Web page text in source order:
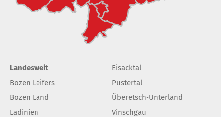
Landesweit
Bozen Leifers
Bozen Land
Ladinien
Eisacktal
Pustertal
Überetsch-Unterland
Vinschgau